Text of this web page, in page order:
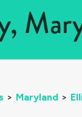
> Maryland >